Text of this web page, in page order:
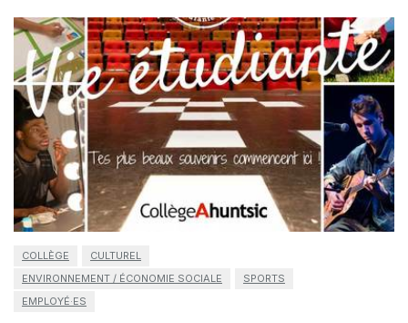
COLLÈGE
CULTUREL
ENVIRONNEMENT / ÉCONOMIE SOCIALE
SPORTS
EMPLOYÉ·ES